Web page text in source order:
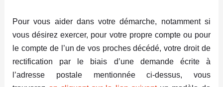
Pour vous aider dans votre démarche, notamment si
vous désirez exercer, pour votre propre compte ou pour
le compte de l’un de vos proches décédé, votre droit de
rectification par le biais d’une demande écrite à
l’adresse postale mentionnée ci-dessus, vous